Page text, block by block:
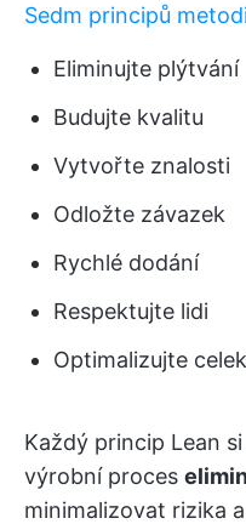
Sedm principů
Eliminujte plýtvání
Budujte kvalitu
Vytvořte znalosti
Odložte závazek
Rychlé dodání
Respektujte lidi
Optimalizujte celek
Každý princip Lean
výrobní proces
minimalizovat rizika